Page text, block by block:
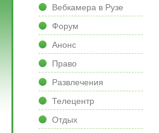
Вебкамера в Рузе
Форум
Анонс
Право
Развлечения
Телецентр
Отдых